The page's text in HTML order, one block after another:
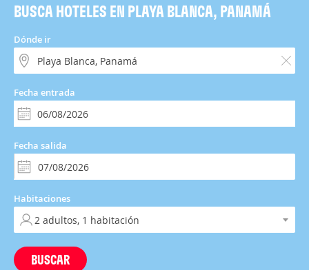
BUSCA HOTELES EN PLAYA BLANCA, PANAMÁ
Dónde ir
Fecha entrada
Fecha salida
Habitaciones
BUSCAR